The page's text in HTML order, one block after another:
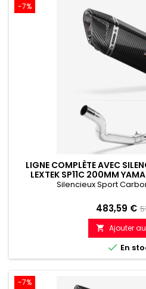
-7%
LIGNE COMPLÈTE AVEC
LEXTEK SP11C 200MM
Silencieux Sport
Prix
483,59 €
 Ajouter
 En
-7%